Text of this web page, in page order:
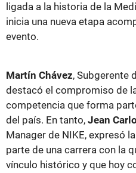
ligada a la historia de la
inicia una nueva etapa
evento.
Martín Chávez, Subgerente
destacó el compromiso de
competencia que forma
del país. En tanto, Jean
Manager de NIKE, expresó
parte de una carrera con la
vínculo histórico y que hoy